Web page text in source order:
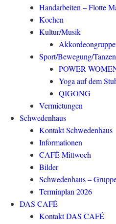
Handarbeiten – Flotte
Kochen
Kultur/Musik
Sport/Bewegung/Tanzen
POWER
Yoga auf dem
QIGONG
Vermietungen
Schwedenhaus
Kontakt Schwedenhaus
Informationen
CAFÉ Mittwoch
Bilder
Schwedenhaus –
Terminplan 2026
DAS CAFÉ
Kontakt DAS CAFÉ